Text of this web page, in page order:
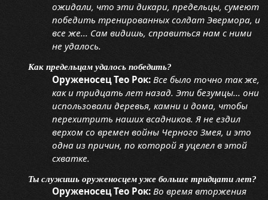
ожидали, что эти дикари, предельцы, сумеют
победить тренированных солдат Эвермора, и
все же... Сам видишь, справиться нам с ними
не удалось.
Как предельцам удалось победить?
Оруженосец Тео Рок: Все было точно так же,
как и тридцать лет назад. Эти безумцы... они
использовали деревья, камни и дома, чтобы
перехитрить наших всадников. Я не ездил
верхом со времен войны Черного Змея, и это
одна из причин, по которой я уцелел в этой
схватке.
Ты служишь оруженосцем уже больше тридцати лет?
Оруженосец Тео Рок: Во время вторжения